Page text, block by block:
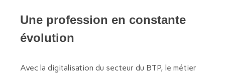
Une profession en constante
évolution
Avec la digitalisation du secteur du BTP, le métier